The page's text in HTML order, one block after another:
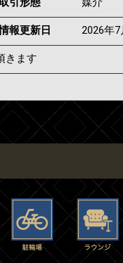
報更新日 2026年
きます